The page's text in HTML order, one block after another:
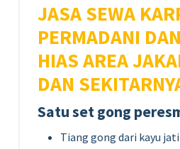
JASA SEWA
PERMADANI
HIAS AREA
DAN
Satu set gong
Tiang gong dari kayu jati